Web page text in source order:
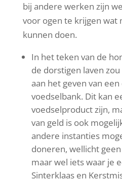
bij andere werken zijn
voor ogen te krijgen wat
kunnen doen.
In het teken van de
de dorstigen laven
aan het geven van
voedselbank. Dit kan
voedselproduct zijn,
van geld is ook
andere instanties
doneren, wellicht
maar wel iets waar je
Sinterklaas en